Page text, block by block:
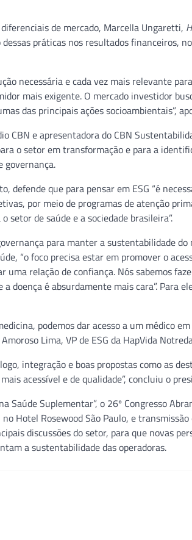
de mercado, Marcella Ungaretti,
práticas nos resultados financeiros,
necessária e cada vez mais relevante
mais exigente. O mercado investidor
das principais ações socioambientais”,
CBN e apresentadora do CBN
o setor em transformação e para a
governança.
defende que para pensar em ESG “é
por meio de programas de atenção
setor de saúde e a sociedade brasileira”.
para manter a sustentabilidade do
“o foco precisa estar em promover o
relação de confiança. Nós sabemos
doença é absurdamente mais cara”. Para
podemos dar acesso a um médico
Lima, VP de ESG da HapVida
integração e boas propostas como as
acessível e de qualidade”, concluiu o
Saúde Suplementar”, o 26º Congresso
Hotel Rosewood São Paulo, e transmissão
discussões do setor, para que novas
a sustentabilidade das operadoras.